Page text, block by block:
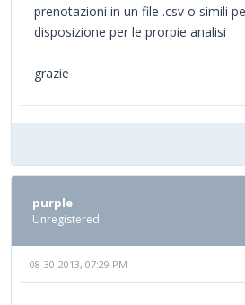
prenotazioni in un file .csv o simili
disposizione per le prorpie analisi
grazie
purple
Unregistered
08-30-2013, 07:29 PM